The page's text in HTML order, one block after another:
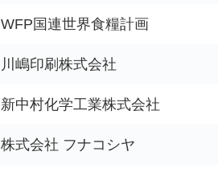
WFP国連世界食糧計画
川嶋印刷株式会社
新中村化学工業株式会社
株式会社 フナコシヤ